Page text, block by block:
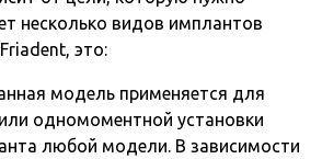
несколько видов имплантов
это:
модель применяется для
одномоментной установки
любой модели. В зависимости